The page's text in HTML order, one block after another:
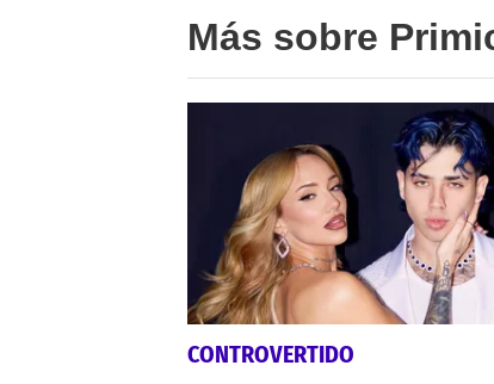
Más sobre
CONTROVERTIDO